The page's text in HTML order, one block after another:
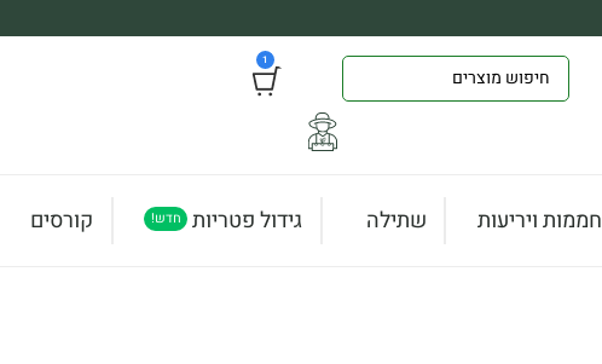
1
חממות ויריעות שתילה גידול פטריות חדש! קורסים